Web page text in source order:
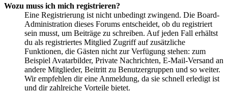
Wozu muss ich mich registrieren?
Eine Registrierung ist nicht unbedingt zwingend. Die Board-
Administration dieses Forums entscheidet, ob du registriert
sein musst, um Beiträge zu schreiben. Auf jeden Fall erhältst
du als registriertes Mitglied Zugriff auf zusätzliche
Funktionen, die Gästen nicht zur Verfügung stehen: zum
Beispiel Avatarbilder, Private Nachrichten, E-Mail-Versand an
andere Mitglieder, Beitritt zu Benutzergruppen und so weiter.
Wir empfehlen dir eine Anmeldung, da sie schnell erledigt ist
und dir zahlreiche Vorteile bietet.